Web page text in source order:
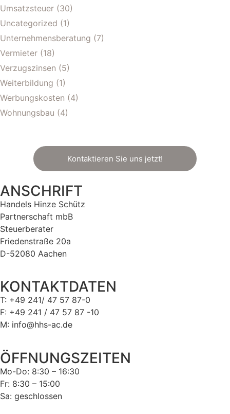
Umsatzsteuer (30)
Uncategorized (1)
Unternehmensberatung (7)
Vermieter (18)
Verzugszinsen (5)
Weiterbildung (1)
Werbungskosten (4)
Wohnungsbau (4)
Kontaktieren Sie uns jetzt!
ANSCHRIFT
Handels Hinze Schütz
Partnerschaft mbB
Steuerberater
Friedenstraße 20a
D-52080 Aachen
KONTAKTDATEN
T: +49 241/ 47 57 87-0
F: +49 241 / 47 57 87 -10
M: info@hhs-ac.de
ÖFFNUNGSZEITEN
Mo-Do: 8:30 – 16:30
Fr: 8:30 – 15:00
Sa: geschlossen